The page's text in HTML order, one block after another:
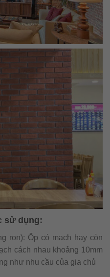
sử dụng:
ron): Ốp có mạch hay còn
cách nhau khoảng 10mm
như nhu cầu của gia chủ